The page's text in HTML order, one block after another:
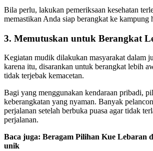
Bila perlu, lakukan pemeriksaan kesehatan
memastikan Anda siap berangkat ke kampung
3. Memutuskan untuk Berangkat
Kegiatan mudik dilakukan masyarakat dalam
karena itu, disarankan untuk berangkat lebih
tidak terjebak kemacetan.
Bagi yang menggunakan kendaraan pribadi,
keberangkatan yang nyaman. Banyak
perjalanan setelah berbuka puasa agar tidak
perjalanan.
Baca juga: Beragam Pilihan Kue Lebaran
unik